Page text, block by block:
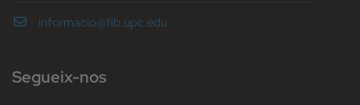
informacio@fib.upc.edu
Segueix-nos